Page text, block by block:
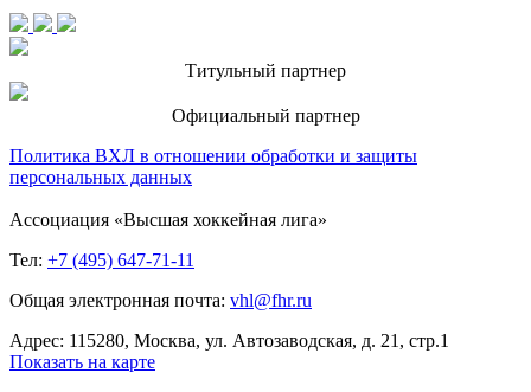
Титульный партнер
Официальный партнер
Политика ВХЛ в отношении обработки и защиты
персональных данных
Ассоциация «Высшая хоккейная лига»
Тел: +7 (495) 647-71-11
Общая электронная почта: vhl@fhr.ru
Адрес: 115280, Москва, ул. Автозаводская, д. 21, стр.1
Показать на карте